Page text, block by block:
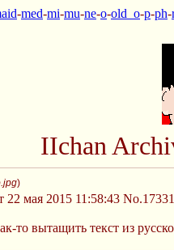
-med-mi-mu-ne-o-old_o-p-ph-
IIchan
)
22 мая 2015 11:58:43 No.17331
то вытащить текст из